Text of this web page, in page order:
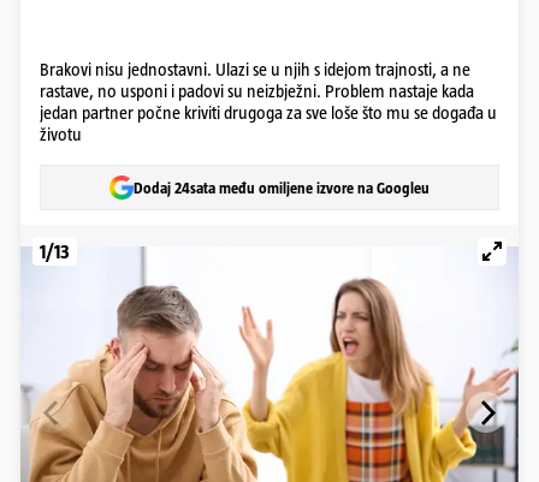
Brakovi nisu jednostavni. Ulazi se u njih s idejom trajnosti, a ne
rastave, no usponi i padovi su neizbježni. Problem nastaje kada
jedan partner počne kriviti drugoga za sve loše što mu se događa u
životu
Dodaj 24sata među omiljene izvore na Googleu
1/13